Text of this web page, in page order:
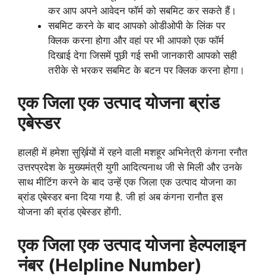
कर आप अपने आवेदन फॉर्म को सबमिट कर सकते हैं।
सबमिट करने के बाद आपको ओडीओपी के लिंक पर
क्लिक करना होगा और वहां पर भी आपको एक फॉर्म
दिखाई देगा जिसमें पूछी गई सभी जानकारी आपको सही
तरीके से भरकर सबमिट के बटन पर क्लिक करना होगा।
एक जिला एक उत्पाद योजना ब्रांड
एबेस्डर
हालही में हमेशा सुर्ख़ियों में रहने वाली मशहूर अभिनेत्री कंगना रनौत
उत्तरप्रदेश के मुख्यमंत्री युगी आदित्यनाथ जी से मिली और उनके
साथ मीटिंग करने के बाद उन्हें एक जिला एक उत्पाद योजना का
ब्रांड एबेस्डर बना दिया गया है. जी हां अब कंगना रानौत इस
योजना की ब्रांड एबेस्डर होंगी.
एक जिला एक उत्पाद योजना हेल्पलाइन
नंबर (Helpline Number)